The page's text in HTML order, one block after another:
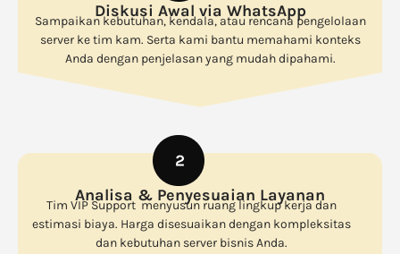
Diskusi Awal via WhatsApp
Sampaikan kebutuhan, kendala, atau rencana pengelolaan
server ke tim kam. Serta kami bantu memahami konteks
Anda dengan penjelasan yang mudah dipahami.
Analisa & Penyesuaian Layanan
Tim VIP Support menyusun ruang lingkup kerja dan
estimasi biaya. Harga disesuaikan dengan kompleksitas
dan kebutuhan server bisnis Anda.